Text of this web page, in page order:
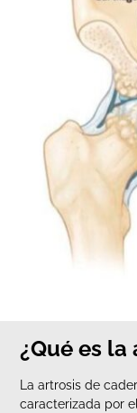
¿Qué es la
La artrosis de
caracterizada por